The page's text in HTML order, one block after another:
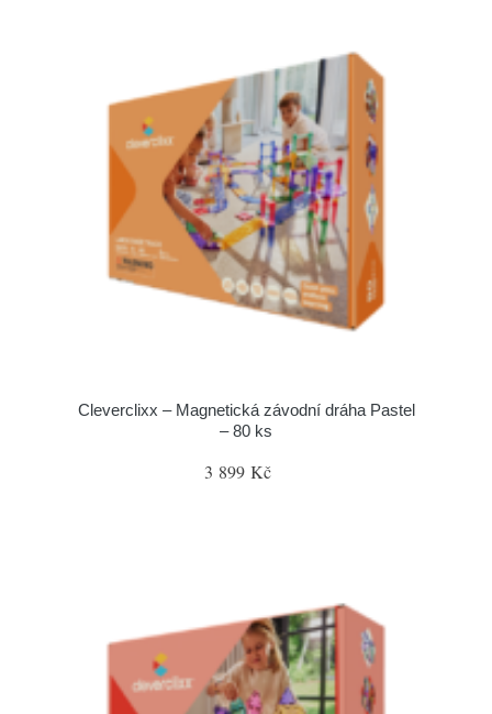
Cleverclixx – Magnetická závodní dráha Pastel
– 80 ks
3 899 Kč